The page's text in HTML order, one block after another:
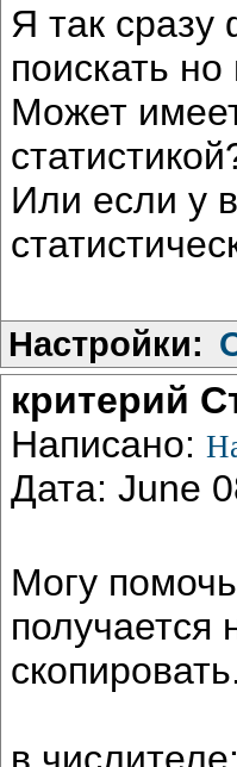
Я так
поискать
Может
Или если у
Настройки:
критерий
Написано:
Дата: June
Могу